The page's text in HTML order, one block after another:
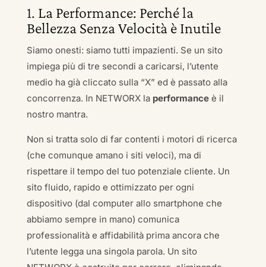
1. La Performance: Perché la
Bellezza Senza Velocità è Inutile
Siamo onesti: siamo tutti impazienti. Se un sito
impiega più di tre secondi a caricarsi, l’utente
medio ha già cliccato sulla “X” ed è passato alla
concorrenza. In NETWORX la performanceè il
nostro mantra.
Non si tratta solo di far contenti i motori di ricerca
(che comunque amano i siti veloci), ma di
rispettare il tempo del tuo potenziale cliente. Un
sito fluido, rapido e ottimizzato per ogni
dispositivo (dal computer allo smartphone che
abbiamo sempre in mano) comunica
professionalità e affidabilità prima ancora che
l’utente legga una singola parola. Un sito